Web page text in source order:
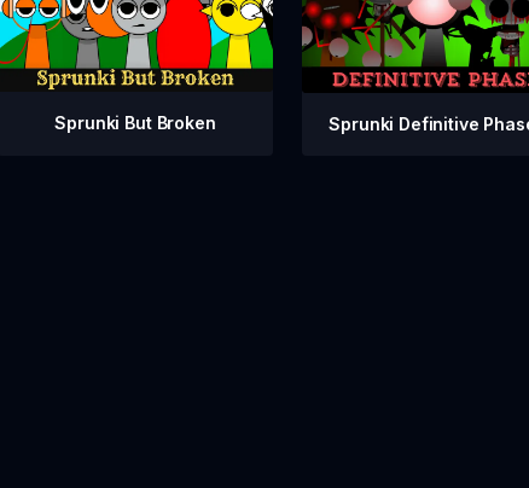
Sprunki But Broken Sprunki Definitive